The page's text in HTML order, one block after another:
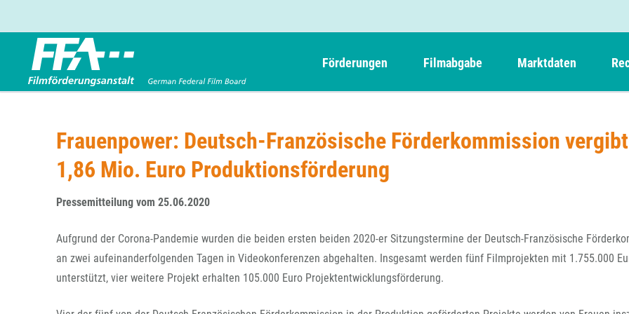
Förderungen
Produktionsförderung
Verleihförderung
Folgevorhaben aus BKM-Preismitteln
Navigation
überspringen
Einreich- und Sitzungstermine
Webinare
Förderergebnisse
Filmabgabe
Filmabgabe von Videoprogrammanbietern
Marktdaten
Die FFA in Kürze
Gremien
Referendariat
Kurzfilmpreis Short Tiger
German Films und Vision Kino
Der besondere Kinderfilm
Frauenpower: Deutsch-Französische Förderkommission vergibt
1,86 Mio. Euro Produktionsförderung
Pressemitteilung vom 25.06.2020
Aufgrund der Corona-Pandemie wurden die beiden ersten beiden 2020-er Sitzungstermine der Deutsch-Französische
an zwei aufeinanderfolgenden Tagen in Videokonferenzen abgehalten. Insgesamt werden fünf Filmprojekten mit 1.755.000
unterstützt, vier weitere Projekt erhalten 105.000 Euro Projektentwicklungsförderung.